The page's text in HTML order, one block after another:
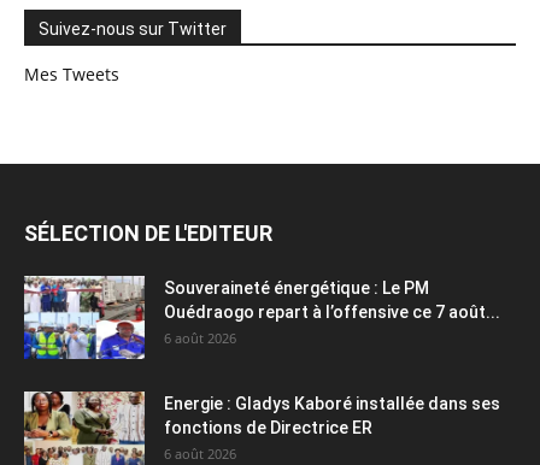
Suivez-nous sur Twitter
Mes Tweets
SÉLECTION DE L'EDITEUR
Souveraineté énergétique : Le PM
Ouédraogo repart à l’offensive ce 7 août...
6 août 2026
Energie : Gladys Kaboré installée dans ses
fonctions de Directrice ER
6 août 2026